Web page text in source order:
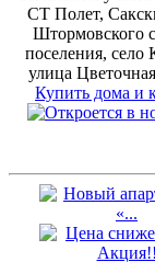
СТ Полет,
Штормовского
поселения, село
улица
Купить дома и